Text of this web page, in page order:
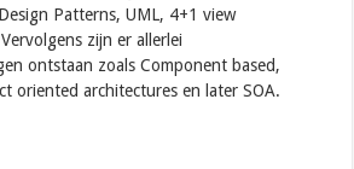
Patterns, UML, 4+1 view
zijn er allerlei
ontstaan zoals Component based,
oriented architectures en later SOA.